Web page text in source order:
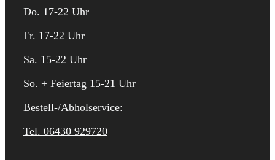
Do. 17-22 Uhr
Fr. 17-22 Uhr
Sa. 15-22 Uhr
So. + Feiertag 15-21 Uhr
Bestell-/Abholservice:
Tel. 06430 929720